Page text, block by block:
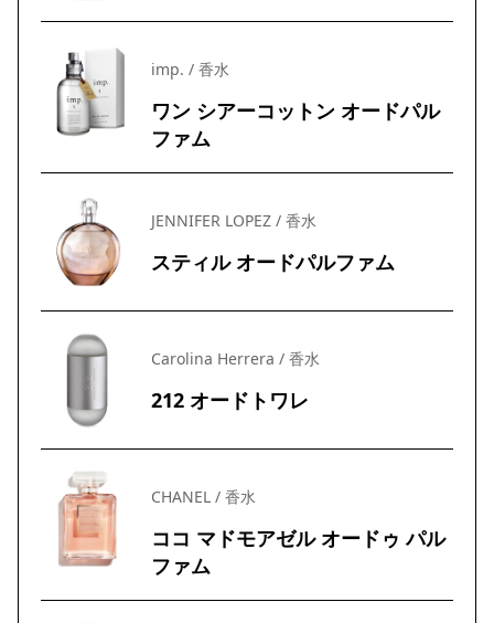
imp. / 香水
ワン シアーコットン オードパル
ファム
JENNIFER LOPEZ / 香水
スティル オードパルファム
Carolina Herrera / 香水
212 オードトワレ
CHANEL / 香水
ココ マドモアゼル オードゥ パル
ファム